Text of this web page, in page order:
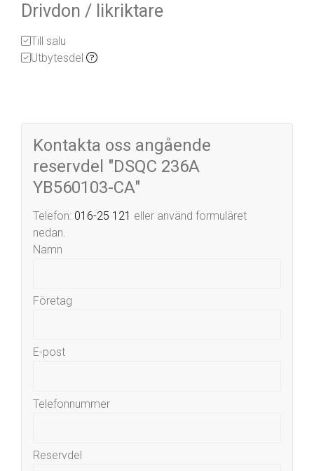
Drivdon / likriktare
Till salu
Utbytesdel
Kontakta oss angående
reservdel "DSQC 236A
YB560103-CA"
Telefon: 016-25 121 eller använd formuläret
nedan.
Namn
Företag
E-post
Telefonnummer
Reservdel